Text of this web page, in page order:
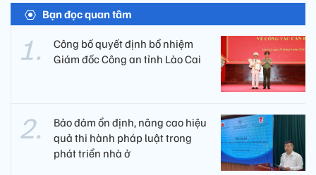
Bạn đọc quan tâm
Công bố quyết định bổ nhiệm
Giám đốc Công an tỉnh Lào Cai
Bảo đảm ổn định, nâng cao hiệu
quả thi hành pháp luật trong
phát triển nhà ở